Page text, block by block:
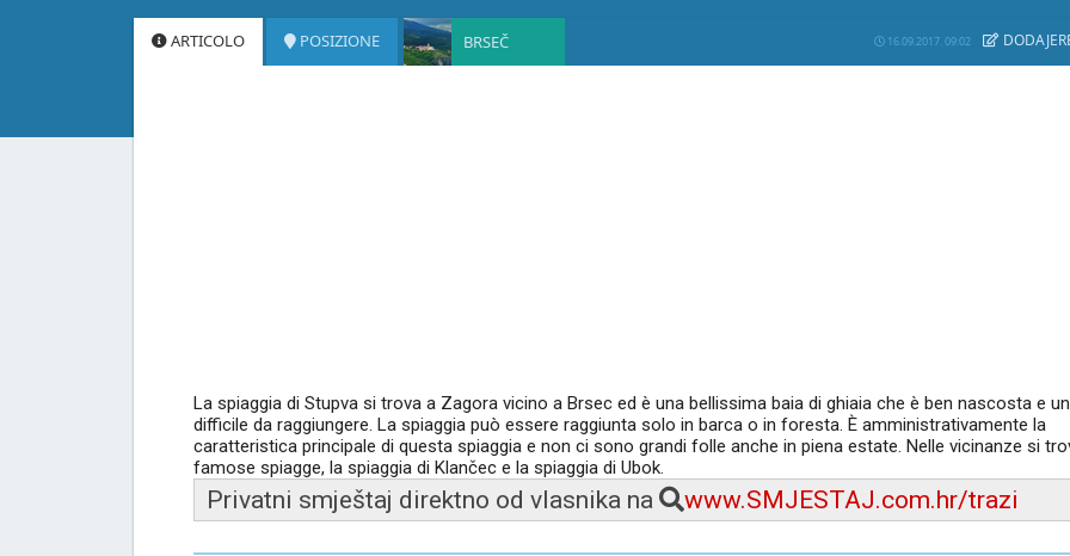
ARTICOLO POSIZIONE BRSEČ 16.09.2017. 09:02 DODAJE
La spiaggia di Stupva si trova a Zagora vicino a Brsec ed è una bellissima baia di ghiaia che è ben nascosta e
difficile da raggiungere. La spiaggia può essere raggiunta solo in barca o in foresta. È amministrativamente la
caratteristica principale di questa spiaggia e non ci sono grandi folle anche in piena estate. Nelle vicinanze si
famose spiagge, la spiaggia di Klančec e la spiaggia di Ubok.
Privatni smještaj direktno od vlasnika na www.SMJESTAJ.com.hr/trazi